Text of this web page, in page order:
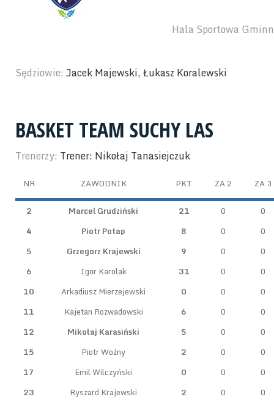
Hala Sportowa
Sędziowie: Jacek Majewski, Łukasz Koralewski
BASKET TEAM SUCHY LAS
Trenerzy: Trener: Nikołaj Tanasiejczuk
NR ZAWODNIK PKT ZA 2 ZA 3
2 Marcel Grudziński 21 0
0
4
Piotr Potap 8 0
0
5
Grzegorz Krajewski 9 0
0
6
Igor Karolak 31 0
0
10
Arkadiusz Mierzejewski 0 0
0
11
Kajetan Rozwadowski 6 0
0
12
Mikołaj Karasiński 5 0
0
15
Piotr Woźny 2 0
0
17
Emil Wilczyński 0 0
0
23
Ryszard Krajewski 2 0
0